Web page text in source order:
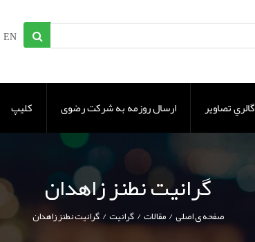
EN
گالري تصاوير ارسال روزمه به شرکت رضوی کلیپ
گرانیت نطنز زاهدان
صفحه ی اصلی/مقالات/گرانیت/گرانیت نطنز زاهدان